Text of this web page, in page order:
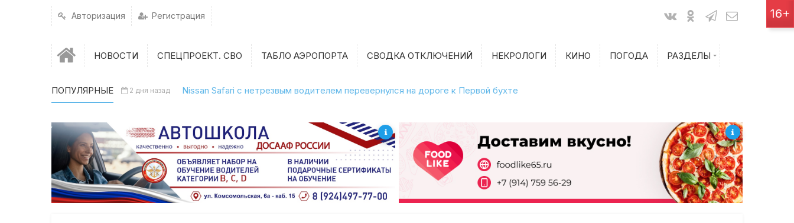
Авторизация Регистрация
НОВОСТИ СПЕЦПРОЕКТ. СВО ТАБЛО АЭРОПОРТА СВОДКА ОТКЛЮЧЕНИЙ НЕКРОЛОГИ КИНО ПОГОДА РАЗДЕЛЫ
Показания счетчиков
Билеты на поезд
ПОПУЛЯРНЫЕ 2 дня назад Nissan Safari с нетрезвым водителем перевернулся на дороге к Первой бухте
16+